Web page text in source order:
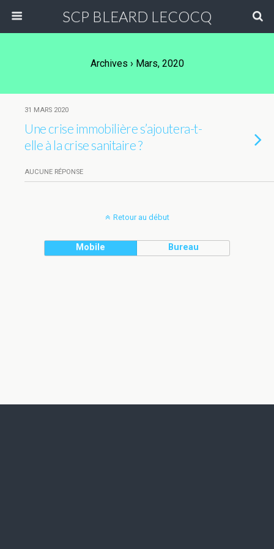
SCP BLEARD LECOCQ
Archives › Mars, 2020
31 MARS 2020
Une crise immobilière s’ajoutera-t-
elle à la crise sanitaire ?
AUCUNE RÉPONSE
Retour au début
Mobile Bureau